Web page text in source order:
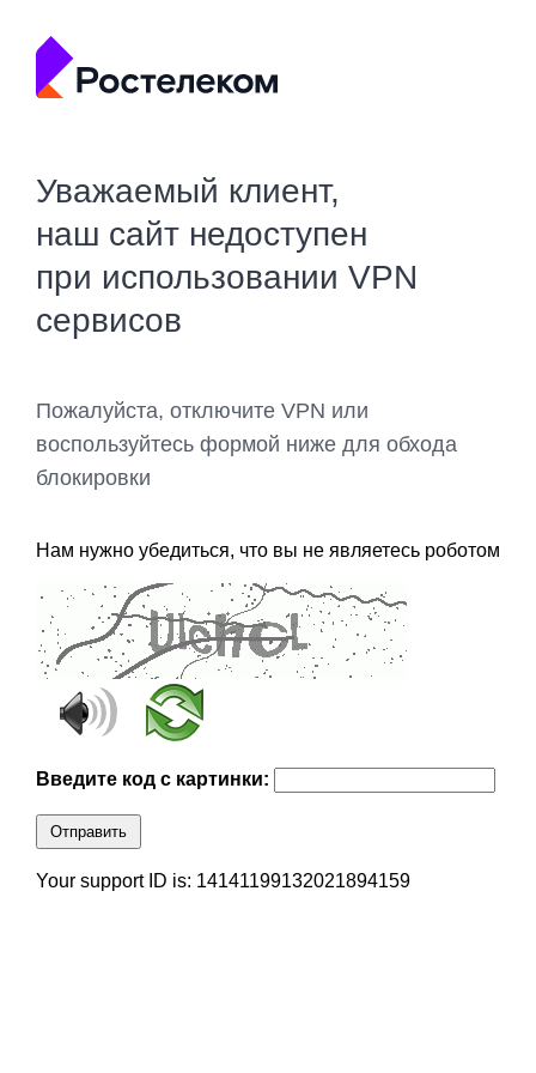
Уважаемый клиент,
наш сайт недоступен
при использовании VPN
сервисов
Пожалуйста, отключите VPN или
воспользуйтесь формой ниже для обхода
блокировки
Нам нужно убедиться, что вы не являетесь роботом
Введите код с картинки:
Отправить
Your support ID is: 14141199132021894159